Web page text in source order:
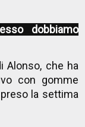
dobbiamo
Alonso, che ha
con gomme
la settima